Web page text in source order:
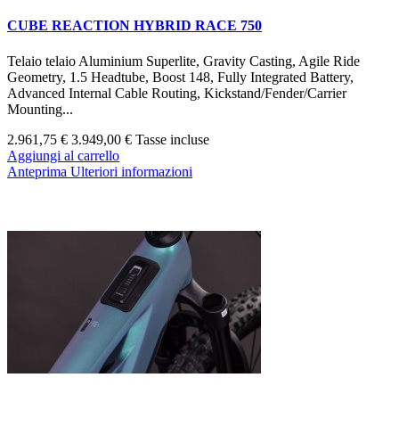
CUBE REACTION HYBRID RACE 750
Telaio telaio Aluminium Superlite, Gravity Casting, Agile Ride
Geometry, 1.5 Headtube, Boost 148, Fully Integrated Battery,
Advanced Internal Cable Routing, Kickstand/Fender/Carrier
Mounting...
2.961,75 € 3.949,00 € Tasse incluse
Aggiungi al carrello
Anteprima Ulteriori informazioni